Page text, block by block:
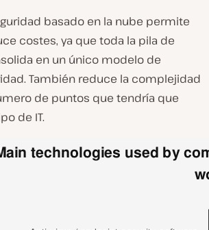
basado en la nube permite
costes, ya que toda la pila de
en un único modelo de
También reduce la complejidad
de puntos que tendría que
de IT.